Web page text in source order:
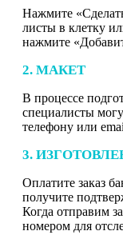
Нажмите
листы в клетку
нажмите
2. МАКЕТ
В процессе
специалисты
телефону или
3.
Оплатите заказ
получите
Когда отправим
номером для